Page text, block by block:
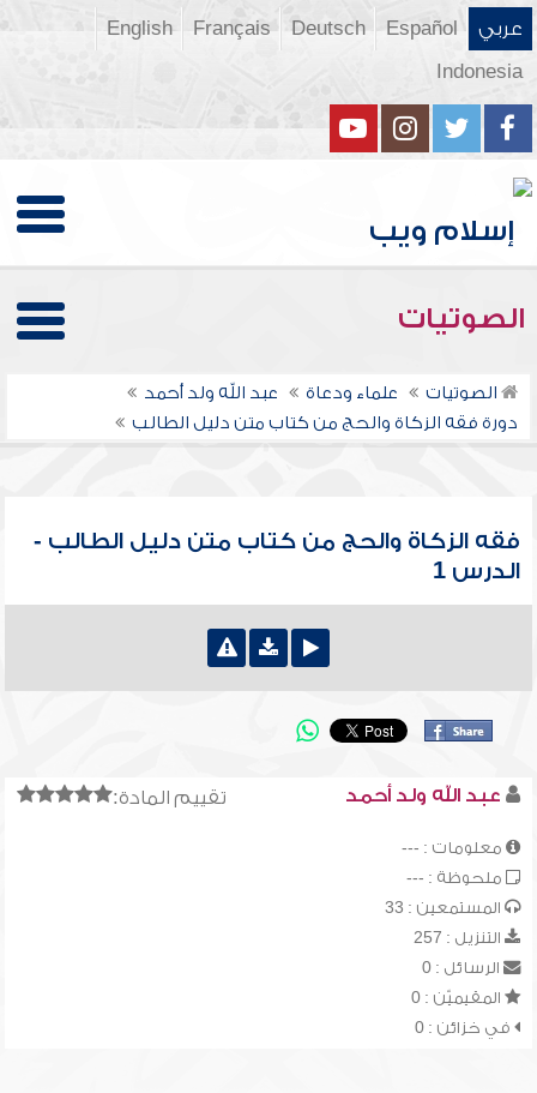
عربي Español
Deutsch
Français
English
Indonesia
الصوتيات
الصوتيات علماء ودعاة
عبد الله ولد أحمد
دورة فقه الزكاة والحج من كتاب متن دليل الطالب
فقه الزكاة والحج من كتاب متن دليل الطالب -
الدرس 1
تقييم المادة: عبد الله ولد أحمد
معلومات : ---
ملحوظة : ---
المستمعين : 33
التنزيل : 257
الرسائل : 0
المقيميّن : 0
في خزائن : 0